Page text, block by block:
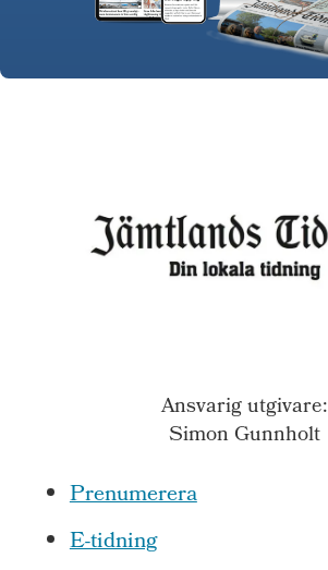
Ansvarig utgivare:
Simon Gunnholt
Prenumerera
E-tidning